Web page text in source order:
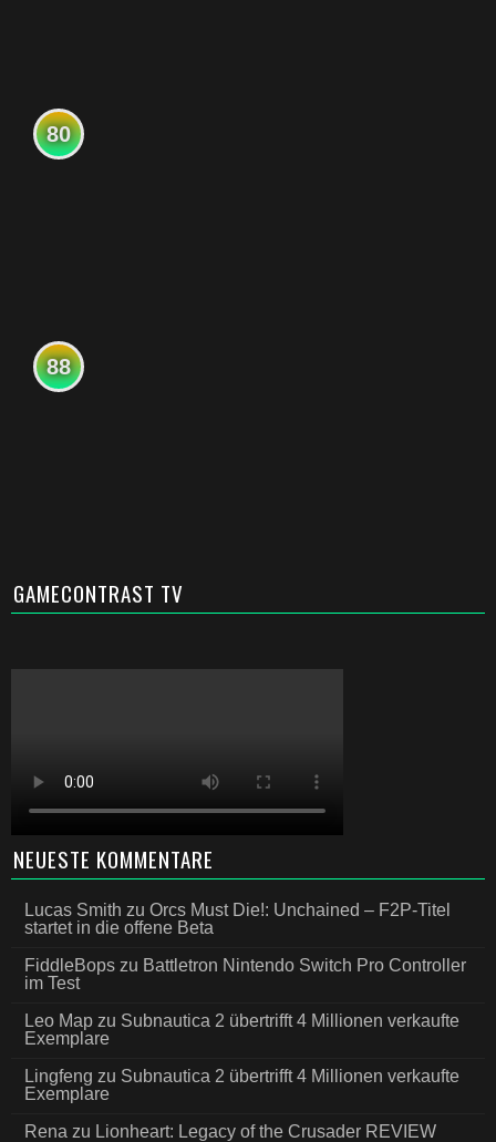
80
88
GAMECONTRAST TV
NEUESTE KOMMENTARE
Lucas Smith zu Orcs Must Die!: Unchained – F2P-Titel
startet in die offene Beta
FiddleBops zu Battletron Nintendo Switch Pro Controller
im Test
Leo Map zu Subnautica 2 übertrifft 4 Millionen verkaufte
Exemplare
Lingfeng zu Subnautica 2 übertrifft 4 Millionen verkaufte
Exemplare
Rena zu Lionheart: Legacy of the Crusader REVIEW